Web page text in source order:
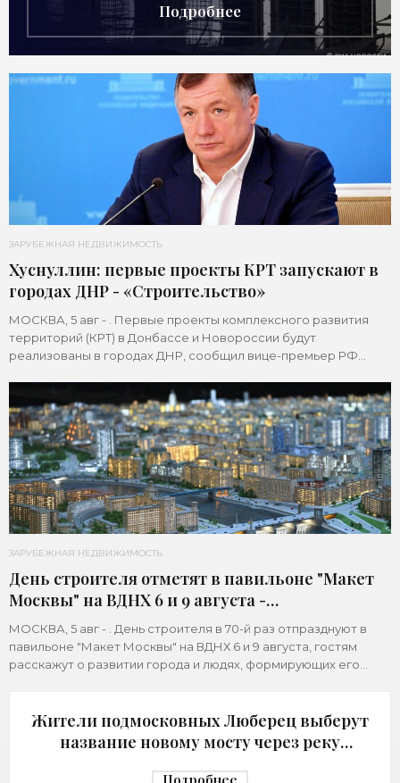
Подробнее
ЗАРУБЕЖНАЯ НЕДВИЖИМОСТЬ
Хуснуллин: первые проекты КРТ запускают в
городах ДНР - «Строительство»
МОСКВА, 5 авг - . Первые проекты комплексного развития
территорий (КРТ) в Донбассе и Новороссии будут
реализованы в городах ДНР, сообщил вице-премьер РФ
ЗАРУБЕЖНАЯ НЕДВИЖИМОСТЬ
День строителя отметят в павильоне "Макет
Москвы" на ВДНХ 6 и 9 августа -
«Строительство»
МОСКВА, 5 авг - . День строителя в 70-й раз отпразднуют в
павильоне "Макет Москвы" на ВДНХ 6 и 9 августа, гостям
расскажут о развитии города и людях, формирующих его
Жители подмосковных Люберец выберут
название новому мосту через реку